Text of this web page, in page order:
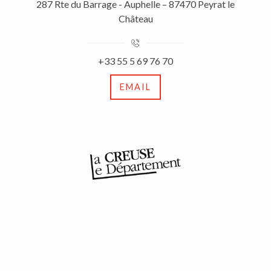
287 Rte du Barrage - Auphelle – 87470 Peyrat le
Château
+33 55 5 69 76 70
EMAIL